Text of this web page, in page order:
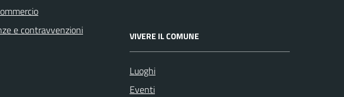
e contravvenzioni
VIVERE IL COMUNE
Luoghi
Eventi